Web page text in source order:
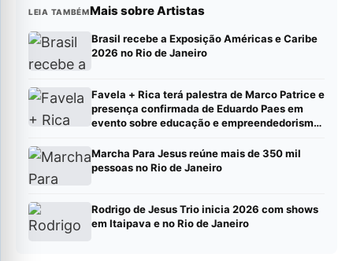
LEIA TAMBÉMMais sobre Artistas
Brasil recebe a Exposição Américas e Caribe
2026 no Rio de Janeiro
Favela + Rica terá palestra de Marco Patrice e
presença confirmada de Eduardo Paes em
evento sobre educação e empreendedorismo
Marcha Para Jesus reúne mais de 350 mil
pessoas no Rio de Janeiro
Rodrigo de Jesus Trio inicia 2026 com shows
em Itaipava e no Rio de Janeiro